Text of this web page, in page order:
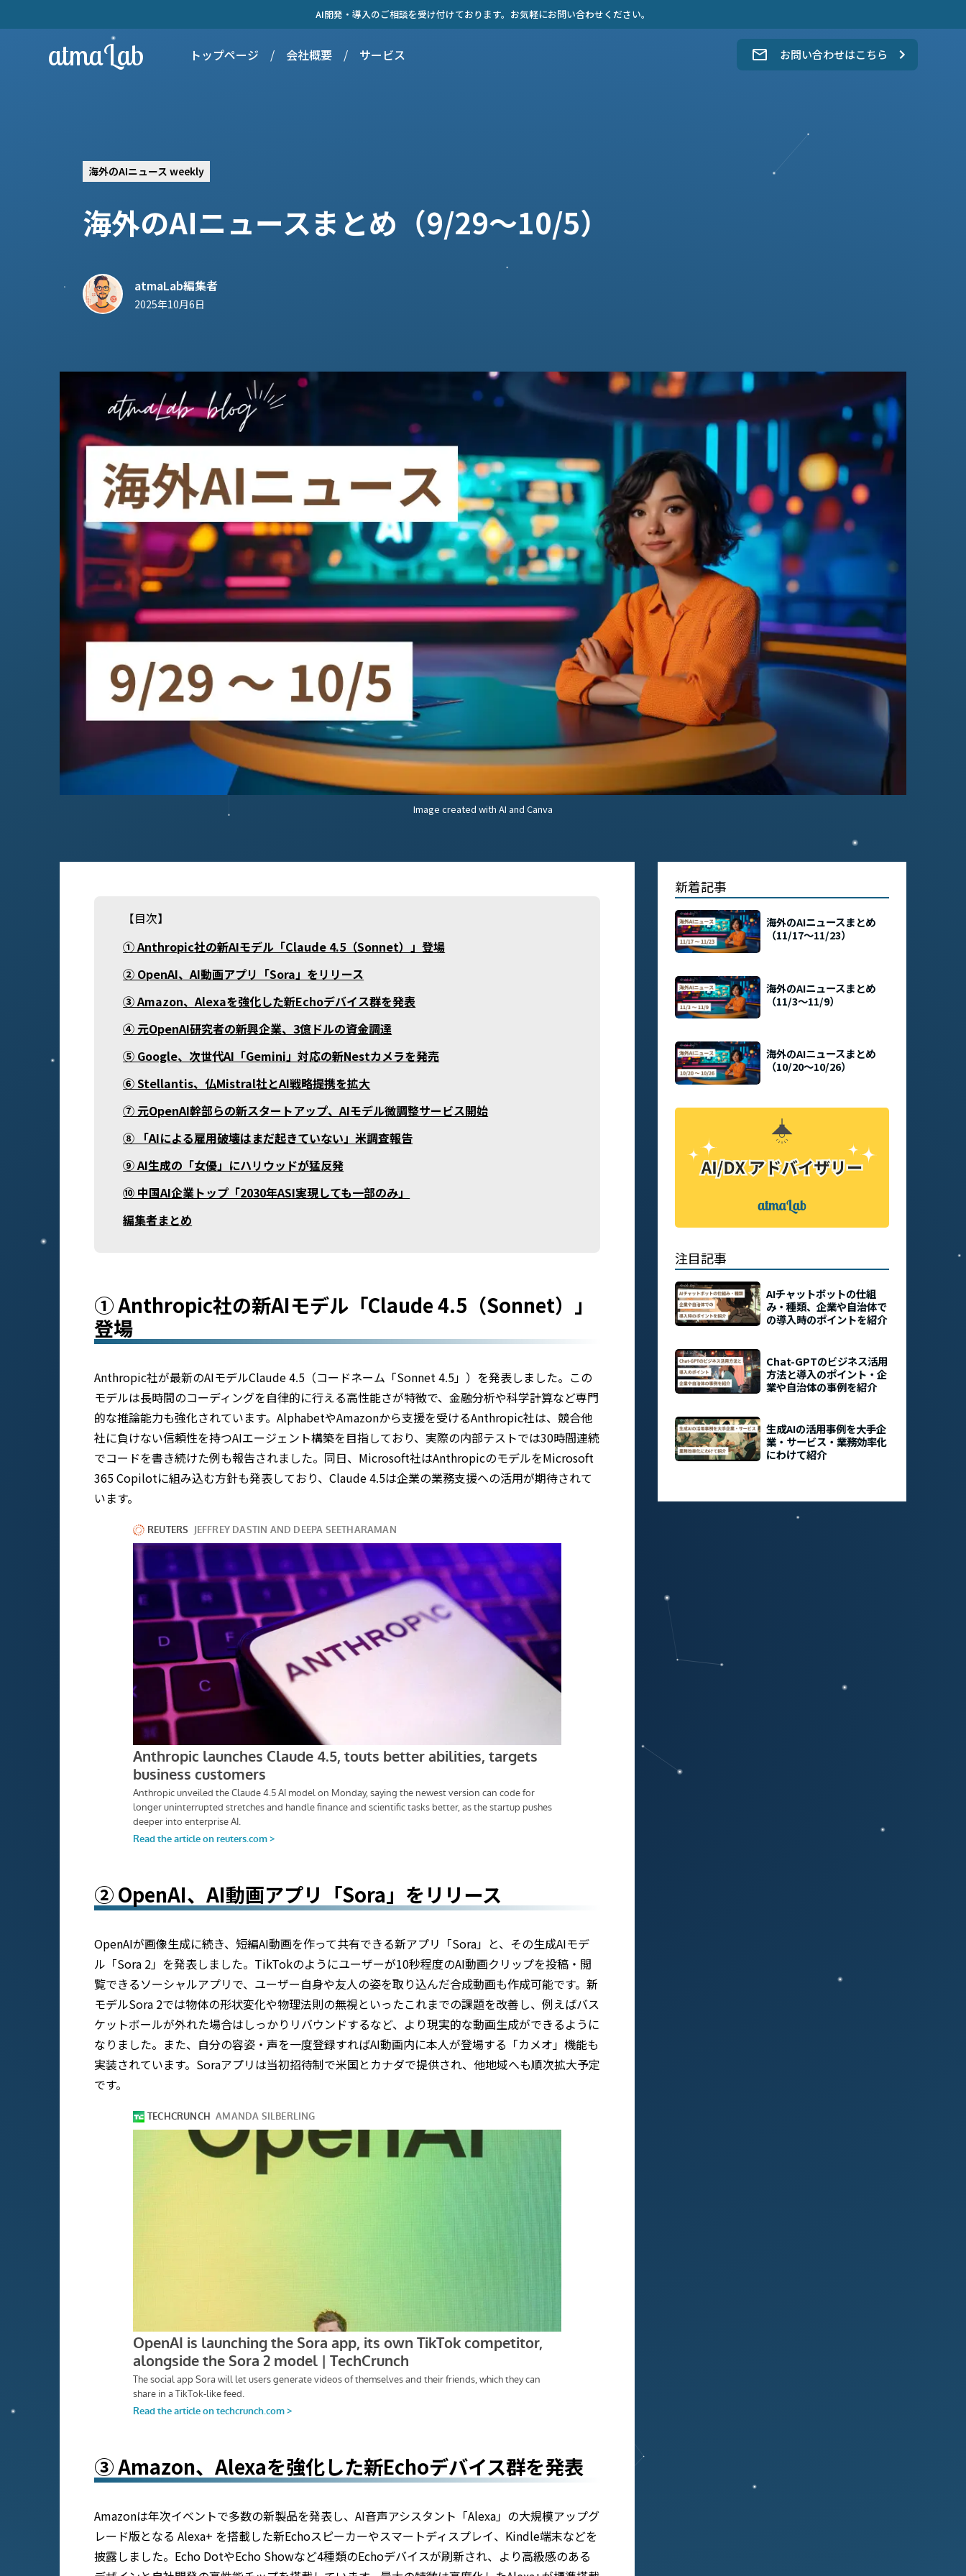
AI開発・導入のご相談を受け付けております。お気軽にお問い合わせください。
atmaLab トップページ / 会社概要 / サービス お問い合わせはこちら
海外のAIニュース weekly
海外のAIニュースまとめ（9/29〜10/5）
atmaLab編集者
2025年10月6日
Image created with AI and Canva
【目次】
① Anthropic社の新AIモデル「Claude 4.5（Sonnet）」登場
② OpenAI、AI動画アプリ「Sora」をリリース
③ Amazon、Alexaを強化した新Echoデバイス群を発表
④ 元OpenAI研究者の新興企業、3億ドルの資金調達
⑤ Google、次世代AI「Gemini」対応の新Nestカメラを発売
⑥ Stellantis、仏Mistral社とAI戦略提携を拡大
⑦ 元OpenAI幹部らの新スタートアップ、AIモデル微調整サービス開始
⑧ 「AIによる雇用破壊はまだ起きていない」米調査報告
⑨ AI生成の「女優」にハリウッドが猛反発
⑩ 中国AI企業トップ「2030年ASI実現しても一部のみ」
‍編集者まとめ
① Anthropic社の新AIモデル「Claude 4.5（Sonnet）」
登場
Anthropic社が最新のAIモデルClaude 4.5（コードネーム「Sonnet 4.5」）を発表しました。この
モデルは長時間のコーディングを自律的に行える高性能さが特徴で、金融分析や科学計算など専門
的な推論能力も強化されています。AlphabetやAmazonから支援を受けるAnthropic社は、競合他
社に負けない信頼性を持つAIエージェント構築を目指しており、実際の内部テストでは30時間連続
でコードを書き続けた例も報告されました。同日、Microsoft社はAnthropicのモデルをMicrosoft
365 Copilotに組み込む方針も発表しており、Claude 4.5は企業の業務支援への活用が期待されて
います。
② OpenAI、AI動画アプリ「Sora」をリリース
OpenAIが画像生成に続き、短編AI動画を作って共有できる新アプリ「Sora」と、その生成AIモデ
ル「Sora 2」を発表しました。TikTokのようにユーザーが10秒程度のAI動画クリップを投稿・閲
覧できるソーシャルアプリで、ユーザー自身や友人の姿を取り込んだ合成動画も作成可能です。新
モデルSora 2では物体の形状変化や物理法則の無視といったこれまでの課題を改善し、例えばバス
ケットボールが外れた場合はしっかりリバウンドするなど、より現実的な動画生成ができるように
なりました。また、自分の容姿・声を一度登録すればAI動画内に本人が登場する「カメオ」機能も
実装されています。Soraアプリは当初招待制で米国とカナダで提供され、他地域へも順次拡大予定
です。
③ Amazon、Alexaを強化した新Echoデバイス群を発表
Amazonは年次イベントで多数の新製品を発表し、AI音声アシスタント「Alexa」の大規模アップグ
レード版となる Alexa+ を搭載した新Echoスピーカーやスマートディスプレイ、Kindle端末などを
披露しました。Echo DotやEcho Showなど4種類のEchoデバイスが刷新され、より高級感のある
新着記事
海外のAIニュースまとめ
（11/17〜11/23）
海外のAIニュースまとめ
（11/3〜11/9）
海外のAIニュースまとめ
（10/20〜10/26）
注目記事
AIチャットボットの仕組
み・種類、企業や自治体で
の導入時のポイントを紹介
Chat-GPTのビジネス活用
方法と導入のポイント・企
業や自治体の事例を紹介
生成AIの活用事例を大手企
業・サービス・業務効率化
にわけて紹介